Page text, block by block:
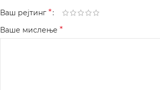
Ваш рејтинг *
Ваше мислење *